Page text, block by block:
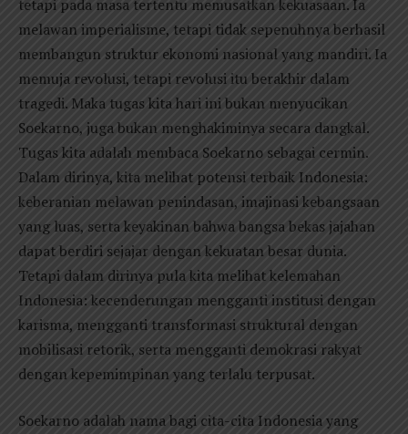
tetapi pada masa tertentu memusatkan kekuasaan. Ia
melawan imperialisme, tetapi tidak sepenuhnya berhasil
membangun struktur ekonomi nasional yang mandiri. Ia
memuja revolusi, tetapi revolusi itu berakhir dalam
tragedi. Maka tugas kita hari ini bukan menyucikan
Soekarno, juga bukan menghakiminya secara dangkal.
Tugas kita adalah membaca Soekarno sebagai cermin.
Dalam dirinya, kita melihat potensi terbaik Indonesia:
keberanian melawan penindasan, imajinasi kebangsaan
yang luas, serta keyakinan bahwa bangsa bekas jajahan
dapat berdiri sejajar dengan kekuatan besar dunia.
Tetapi dalam dirinya pula kita melihat kelemahan
Indonesia: kecenderungan mengganti institusi dengan
karisma, mengganti transformasi struktural dengan
mobilisasi retorik, serta mengganti demokrasi rakyat
dengan kepemimpinan yang terlalu terpusat.
Soekarno adalah nama bagi cita-cita Indonesia yang